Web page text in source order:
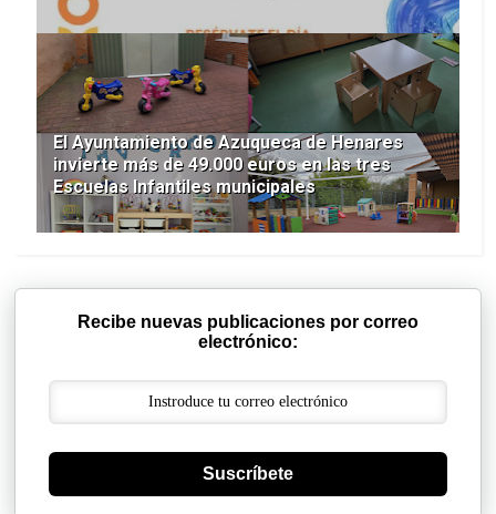
El Ayuntamiento de Azuqueca de Henares
invierte más de 49.000 euros en las tres
Escuelas Infantiles municipales
Recibe nuevas publicaciones por correo
electrónico:
Suscríbete